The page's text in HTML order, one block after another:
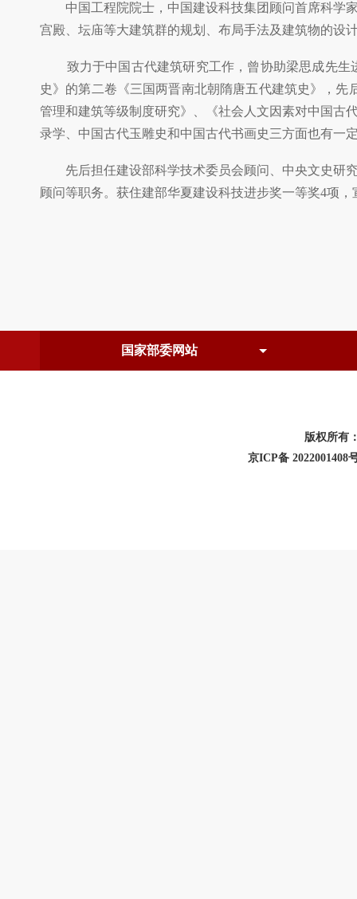
中国工程院院士，中国建设科技集团顾问首席科学家
宫殿、坛庙等大建筑群的规划、布局手法及建筑物的设
致力于中国古代建筑研究工作，曾协助梁思成先生
史》的第二卷《三国两晋南北朝隋唐五代建筑史》，
管理和建筑等级制度研究》、《社会人文因素对中国古
录学、中国古代玉雕史和中国古代书画史三方面也有一
先后担任建设部科学技术委员会顾问、中央文史研究
顾问等职务。获住建部华夏建设科技进步奖一等奖4项
版权所有
京ICP备 2022001408